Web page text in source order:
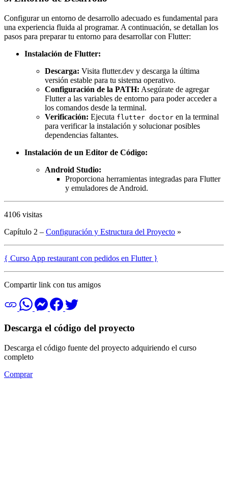
Configurar un entorno de desarrollo adecuado es fundamental para
una experiencia fluida al programar. A continuación, se detallan los
pasos para preparar tu entorno para desarrollar con Flutter:
Instalación de Flutter:
Descarga: Visita flutter.dev y descarga la última
versión estable para tu sistema operativo.
Configuración de la PATH: Asegúrate de agregar
Flutter a las variables de entorno para poder acceder a
los comandos desde la terminal.
Verificación: Ejecuta flutter doctor en la terminal
para verificar la instalación y solucionar posibles
dependencias faltantes.
Instalación de un Editor de Código:
Android Studio:
Proporciona herramientas integradas para Flutter
y emuladores de Android.
4106 visitas
Capítulo 2 – Configuración y Estructura del Proyecto »
{ Curso App restaurant con pedidos en Flutter }
Compartir link con tus amigos
Descarga el código del proyecto
Descarga el código fuente del proyecto adquiriendo el curso
completo
Comprar